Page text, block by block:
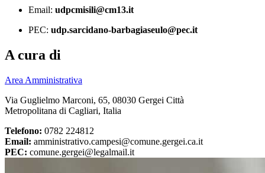
Email: udpcmisili@cm13.it
PEC: udp.sarcidano-barbagiaseulo@pec.it
A cura di
Area Amministrativa
Via Guglielmo Marconi, 65, 08030 Gergei Città
Metropolitana di Cagliari, Italia
Telefono: 0782 224812
Email: amministrativo.campesi@comune.gergei.ca.it
PEC: comune.gergei@legalmail.it